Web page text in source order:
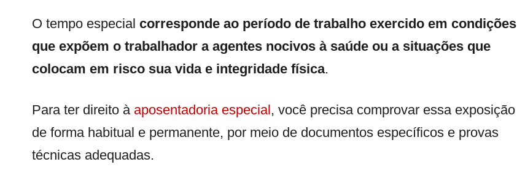
O tempo especial corresponde ao período de trabalho exercido em condições
que expõem o trabalhador a agentes nocivos à saúde ou a situações que
colocam em risco sua vida e integridade física.
Para ter direito à aposentadoria especial, você precisa comprovar essa exposição
de forma habitual e permanente, por meio de documentos específicos e provas
técnicas adequadas.